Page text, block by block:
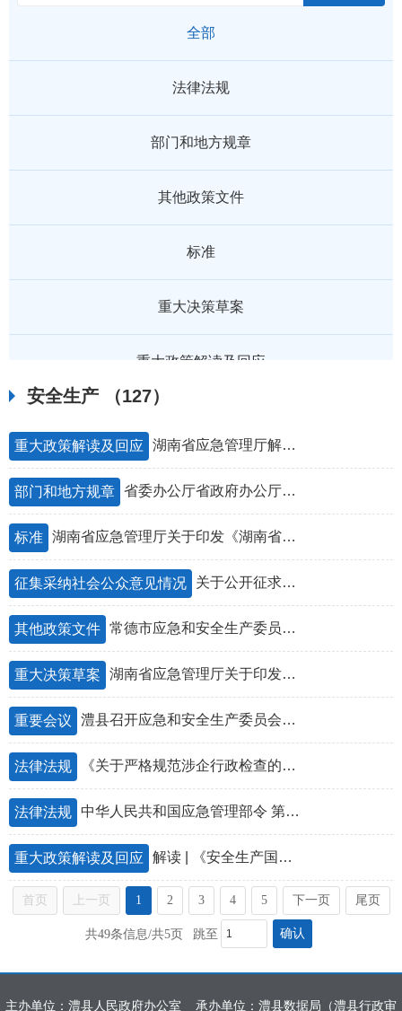
全部
法律法规
部门和地方规章
其他政策文件
标准
重大决策草案
重大政策解读及回应
征集采纳社会公众意见情况
安全生产 （127）
重大政策解读及回应 湖南省应急管理厅解读《关于进一步提升基层应急管理能力的若干措施》
部门和地方规章 省委办公厅省政府办公厅印发《若干措施》 进一步提升基层应急管理能力
标准 湖南省应急管理厅关于印发《湖南省安全生产培训考试发证实施细则》的通知
征集采纳社会公众意见情况 关于公开征求《湖南省安全生产领域有奖举报实施办法（征求意见稿）》意见的函
其他政策文件 常德市应急和安全生产委员会办公室关于印发《关于加强木质结构古街区等消防安全重点场所安全整治工作方案》的通知
重大决策草案 湖南省应急管理厅关于印发湖南省安全生产领域违法行为不予行政处罚从轻行政处罚减轻行政处罚不予行政强制事项清单(试行)的通知
重要会议 澧县召开应急和安全生产委员会2025年第一次全体（扩大）会议
法律法规 《关于严格规范涉企行政检查的实施方案》（全文）
法律法规 中华人民共和国应急管理部令 第12号
重大政策解读及回应 解读 | 《安全生产国家标准制修订统筹协调工作细则》
首页 上一页 1 2 3 4 5 下一页 尾页
共49条信息/共5页 跳至 确认
主办单位：澧县人民政府办公室 承办单位：澧县数据局（澧县行政审